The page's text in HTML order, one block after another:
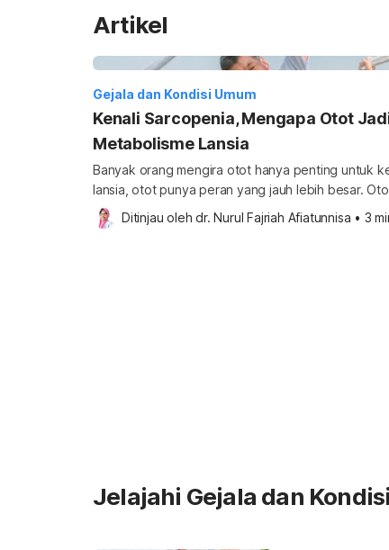
Artikel
Gejala dan Kondisi Umum
Kenali Sarcopenia, Mengapa Otot
Metabolisme Lansia
Banyak orang mengira otot hanya penting untuk
lansia, otot punya peran yang jauh lebih besar.
menjaga keseimbangan, menopang postur, dan
aktivitas sehari-hari. Bukan hanya itu, otot juga termasuk jaringan yang aktif secara
Ditinjau oleh dr. Nurul Fajriah Afiatunnisa • 3
Jelajahi Gejala dan